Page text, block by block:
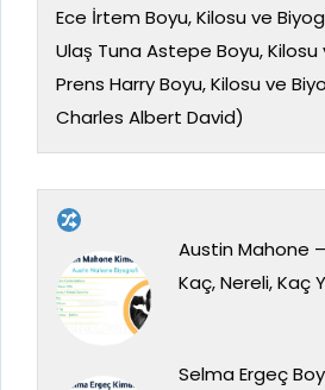
Ece İrtem Boyu, Kilosu ve
Ulaş Tuna Astepe Boyu,
Prens Harry Boyu, Kilosu ve
Charles Albert David)
Austin Mahone
Kaç, Nereli, Kaç
Selma Ergeç